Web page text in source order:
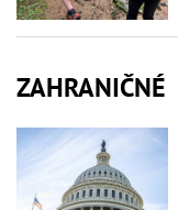
ZAHRANIČNÉ